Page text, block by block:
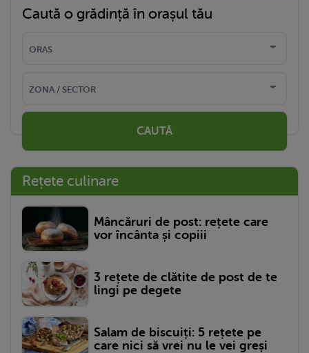
Caută o grădință în orașul tău
CAUTĂ
Rețete culinare
Mâncăruri de post: rețete care
vor încânta și copiii
3 rețete de clătite de post de te
lingi pe degete
Salam de biscuiți: 5 rețete pe
care nici să vrei nu le vei greși